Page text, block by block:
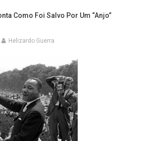
Como Foi Salvo Por Um “anjo”
Helizardo Guerra